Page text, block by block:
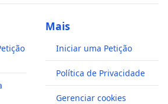
Mais
Iniciar uma Petição
Política de Privacidade
Gerenciar cookies